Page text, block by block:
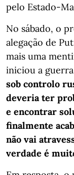
pelo Estado-
No sábado, o
alegação de
mais uma
iniciou a
sob controlo
deveria ter
e encontrar
finalmente
não vai
verdade é